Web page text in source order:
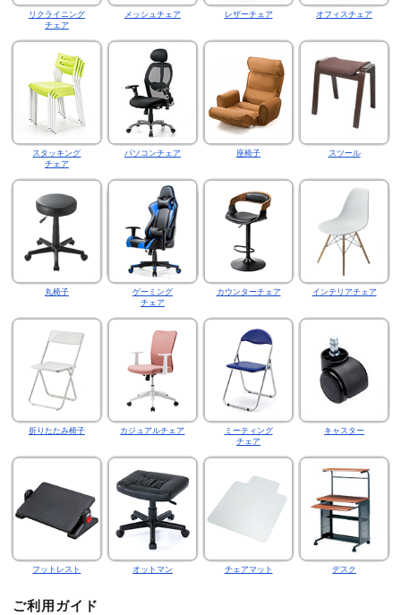
リクライニング
チェア
メッシュチェア レザーチェア オフィスチェア
スタッキング
チェア
パソコンチェア 座椅子 スツール
丸椅子
ゲーミング
チェア
カウンターチェア インテリアチェア
折りたたみ椅子 カジュアルチェア
ミーティング
チェア
キャスター
フットレスト オットマン チェアマット デスク
ご利用ガイド